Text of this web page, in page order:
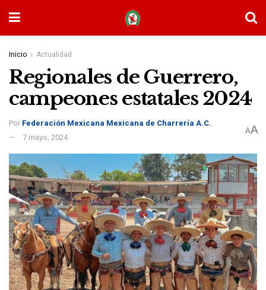
Inicio Actualidad
Regionales de Guerrero,
campeones estatales 2024
Por Federación Mexicana Mexicana de Charrería A.C.
7 mayo, 2024
AA